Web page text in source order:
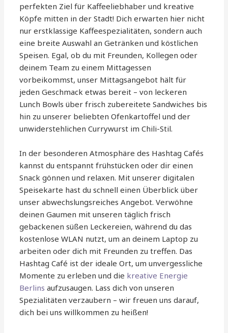
perfekten Ziel für Kaffeeliebhaber und kreative
Köpfe mitten in der Stadt! Dich erwarten hier nicht
nur erstklassige Kaffeespezialitäten, sondern auch
eine breite Auswahl an Getränken und köstlichen
Speisen. Egal, ob du mit Freunden, Kollegen oder
deinem Team zu einem Mittagessen
vorbeikommst, unser Mittagsangebot hält für
jeden Geschmack etwas bereit – von leckeren
Lunch Bowls über frisch zubereitete Sandwiches bis
hin zu unserer beliebten Ofenkartoffel und der
unwiderstehlichen Currywurst im Chili-Stil.
In der besonderen Atmosphäre des Hashtag Cafés
kannst du entspannt frühstücken oder dir einen
Snack gönnen und relaxen. Mit unserer digitalen
Speisekarte hast du schnell einen Überblick über
unser abwechslungsreiches Angebot. Verwöhne
deinen Gaumen mit unseren täglich frisch
gebackenen süßen Leckereien, während du das
kostenlose WLAN nutzt, um an deinem Laptop zu
arbeiten oder dich mit Freunden zu treffen. Das
Hashtag Café ist der ideale Ort, um unvergessliche
Momente zu erleben und die kreative Energie
Berlins aufzusaugen. Lass dich von unseren
Spezialitäten verzaubern – wir freuen uns darauf,
dich bei uns willkommen zu heißen!